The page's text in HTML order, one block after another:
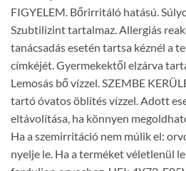
FIGYELEM. Bőrirritáló hatású.
Szubtilizint tartalmaz. Allergiás
tanácsadás esetén tartsa kéznél a
címkéjét. Gyermekektől elzárva
Lemosás bő vízzel. SZEMBE
tartó óvatos öblítés vízzel. Adott
eltávolítása, ha könnyen
Ha a szemirritáció nem múlik el:
nyelje le. Ha a terméket véletlenül